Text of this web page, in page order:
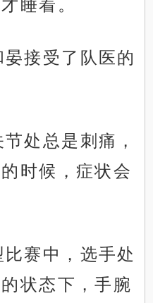
睡着。
接受了队医的
处总是刺痛，
时候，症状会
赛中，选手处
状态下，手腕